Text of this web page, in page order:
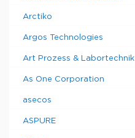
Arctiko
Argos Technologies
Art Prozess & Labortechnik
As One Corporation
asecos
ASPURE